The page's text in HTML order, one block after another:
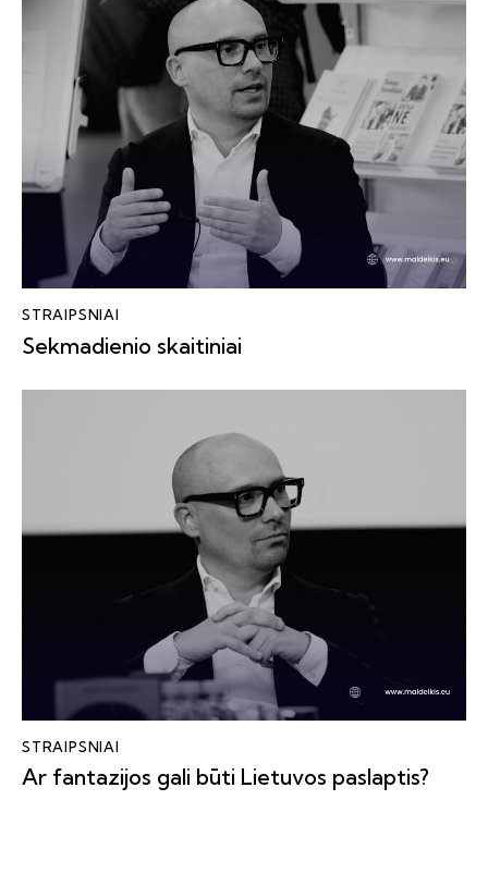
STRAIPSNIAI
Sekmadienio skaitiniai
STRAIPSNIAI
Ar fantazijos gali būti Lietuvos paslaptis?